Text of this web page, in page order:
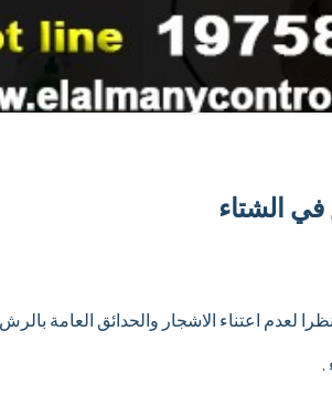
الشتاء
لعدم اعتناء الاشجار والحدائق العامة
.